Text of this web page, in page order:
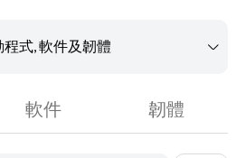
程式, 軟件及韌體
軟件 韌體